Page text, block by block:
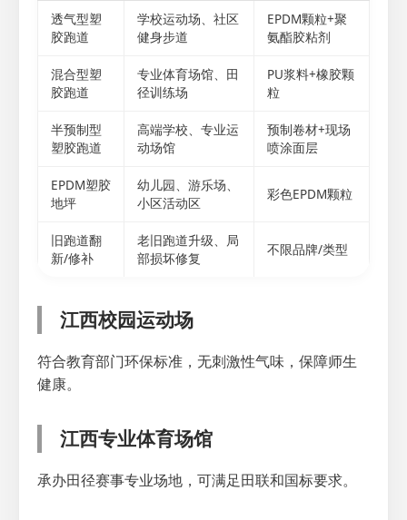
透气型塑
胶跑道
学校运动场、社区
健身步道
EPDM颗粒+聚
氨酯胶粘剂
混合型塑
胶跑道
专业体育场馆、田
径训练场
PU浆料+橡胶颗
粒
半预制型
塑胶跑道
高端学校、专业运
动场馆
预制卷材+现场
喷涂面层
EPDM塑胶
地坪
幼儿园、游乐场、
小区活动区
彩色EPDM颗粒
旧跑道翻
新/修补
老旧跑道升级、局
部损坏修复
不限品牌/类型
江西校园运动场
符合教育部门环保标准，无刺激性气味，保障师生
健康。
江西专业体育场馆
承办田径赛事专业场地，可满足田联和国标要求。